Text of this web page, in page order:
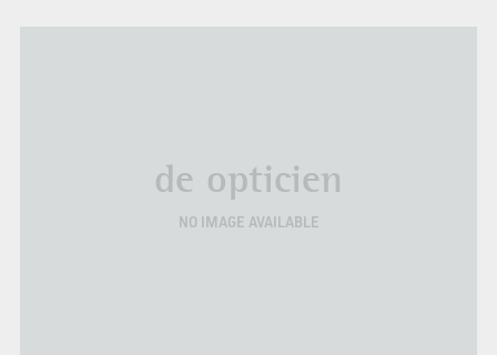
de opticien
NO IMAGE AVAILABLE